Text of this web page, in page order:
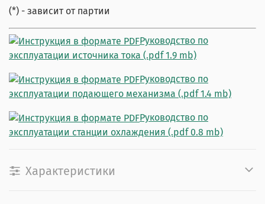
(*) - зависит от партии
Руководство по
эксплуатации источника тока (.pdf 1.9 mb)
Руководство по
эксплуатации подающего механизма (.pdf 1.4 mb)
Руководство по
эксплуатации станции охлаждения (.pdf 0.8 mb)
Характеристики